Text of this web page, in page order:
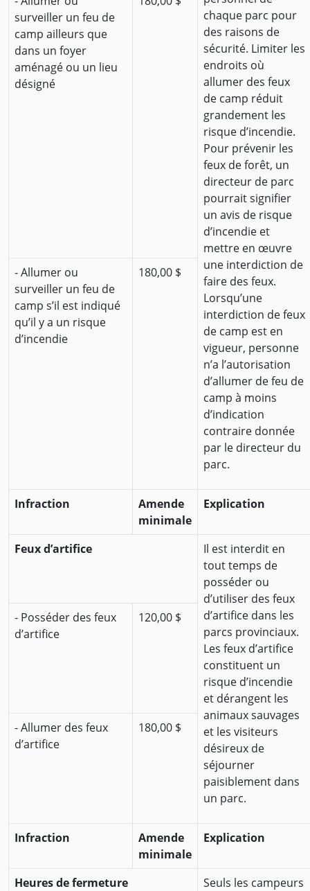
chaque parc pour
des raisons de
sécurité. Limiter les
endroits où
allumer des feux
de camp réduit
grandement les
risque d’incendie.
Pour prévenir les
feux de forêt, un
directeur de parc
pourrait signifier
un avis de risque
d’incendie et
mettre en œuvre
une interdiction de
faire des feux.
Lorsqu’une
interdiction de feux
de camp est en
vigueur, personne
n’a l’autorisation
d’allumer de feu de
camp à moins
d’indication
contraire donnée
par le directeur du
parc.
surveiller un feu de
camp ailleurs que
dans un foyer
aménagé ou un lieu
désigné
- Allumer ou
surveiller un feu de
camp s’il est indiqué
qu’il y a un risque
d’incendie
180,00 $
Infraction
Amende
minimale
Explication
Feux d’artifice
Il est interdit en
tout temps de
posséder ou
d’utiliser des feux
d’artifice dans les
parcs provinciaux.
Les feux d’artifice
constituent un
risque d’incendie
et dérangent les
animaux sauvages
et les visiteurs
désireux de
séjourner
paisiblement dans
un parc.
- Posséder des feux
d’artifice
120,00 $
- Allumer des feux
d’artifice
180,00 $
Infraction
Amende
minimale
Explication
Heures de fermeture
Seuls les campeurs